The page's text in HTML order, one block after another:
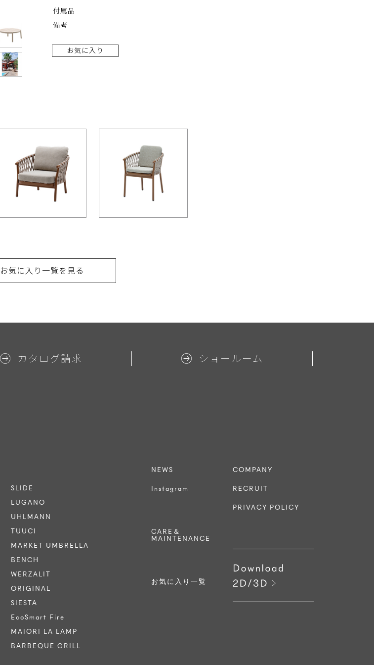
付属品
備考
お気に入り
お気に入り一覧を見る
カタログ請求 ショールーム
SLIDE
LUGANO
UHLMANN
TUUCI
MARKET UMBRELLA
BENCH
WERZALIT
ORIGINAL
SIESTA
EcoSmart Fire
MAIORI LA LAMP
BARBEQUE GRILL
NEWS
Instagram
CARE＆
MAINTENANCE
お気に入り一覧
COMPANY
RECRUIT
PRIVACY POLICY